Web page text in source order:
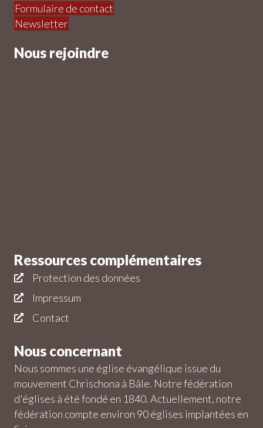
Formulaire de contact
Newsletter
Nous rejoindre
Ressources complémentaires
Protection des données
Impressum
Contact
Nous concernant
Nous sommes une église évangélique issue du
mouvement Chrischona à Bâle. Notre fédération
d'églises à été fondé en 1840. Actuellement, notre
fédération compte environ 90 églises implantées en